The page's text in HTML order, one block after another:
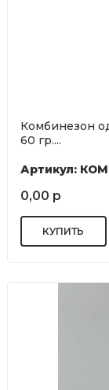
Комбинезон
60 гр....
Артикул:
0,00 р